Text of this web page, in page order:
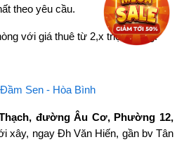
theo yêu cầu.
với giá thuê từ 2,x triệu/tháng.
Sen - Hòa Bình
đường Âu Cơ, Phường 12,
xây, ngay Đh Văn Hiến, gần bv Tân